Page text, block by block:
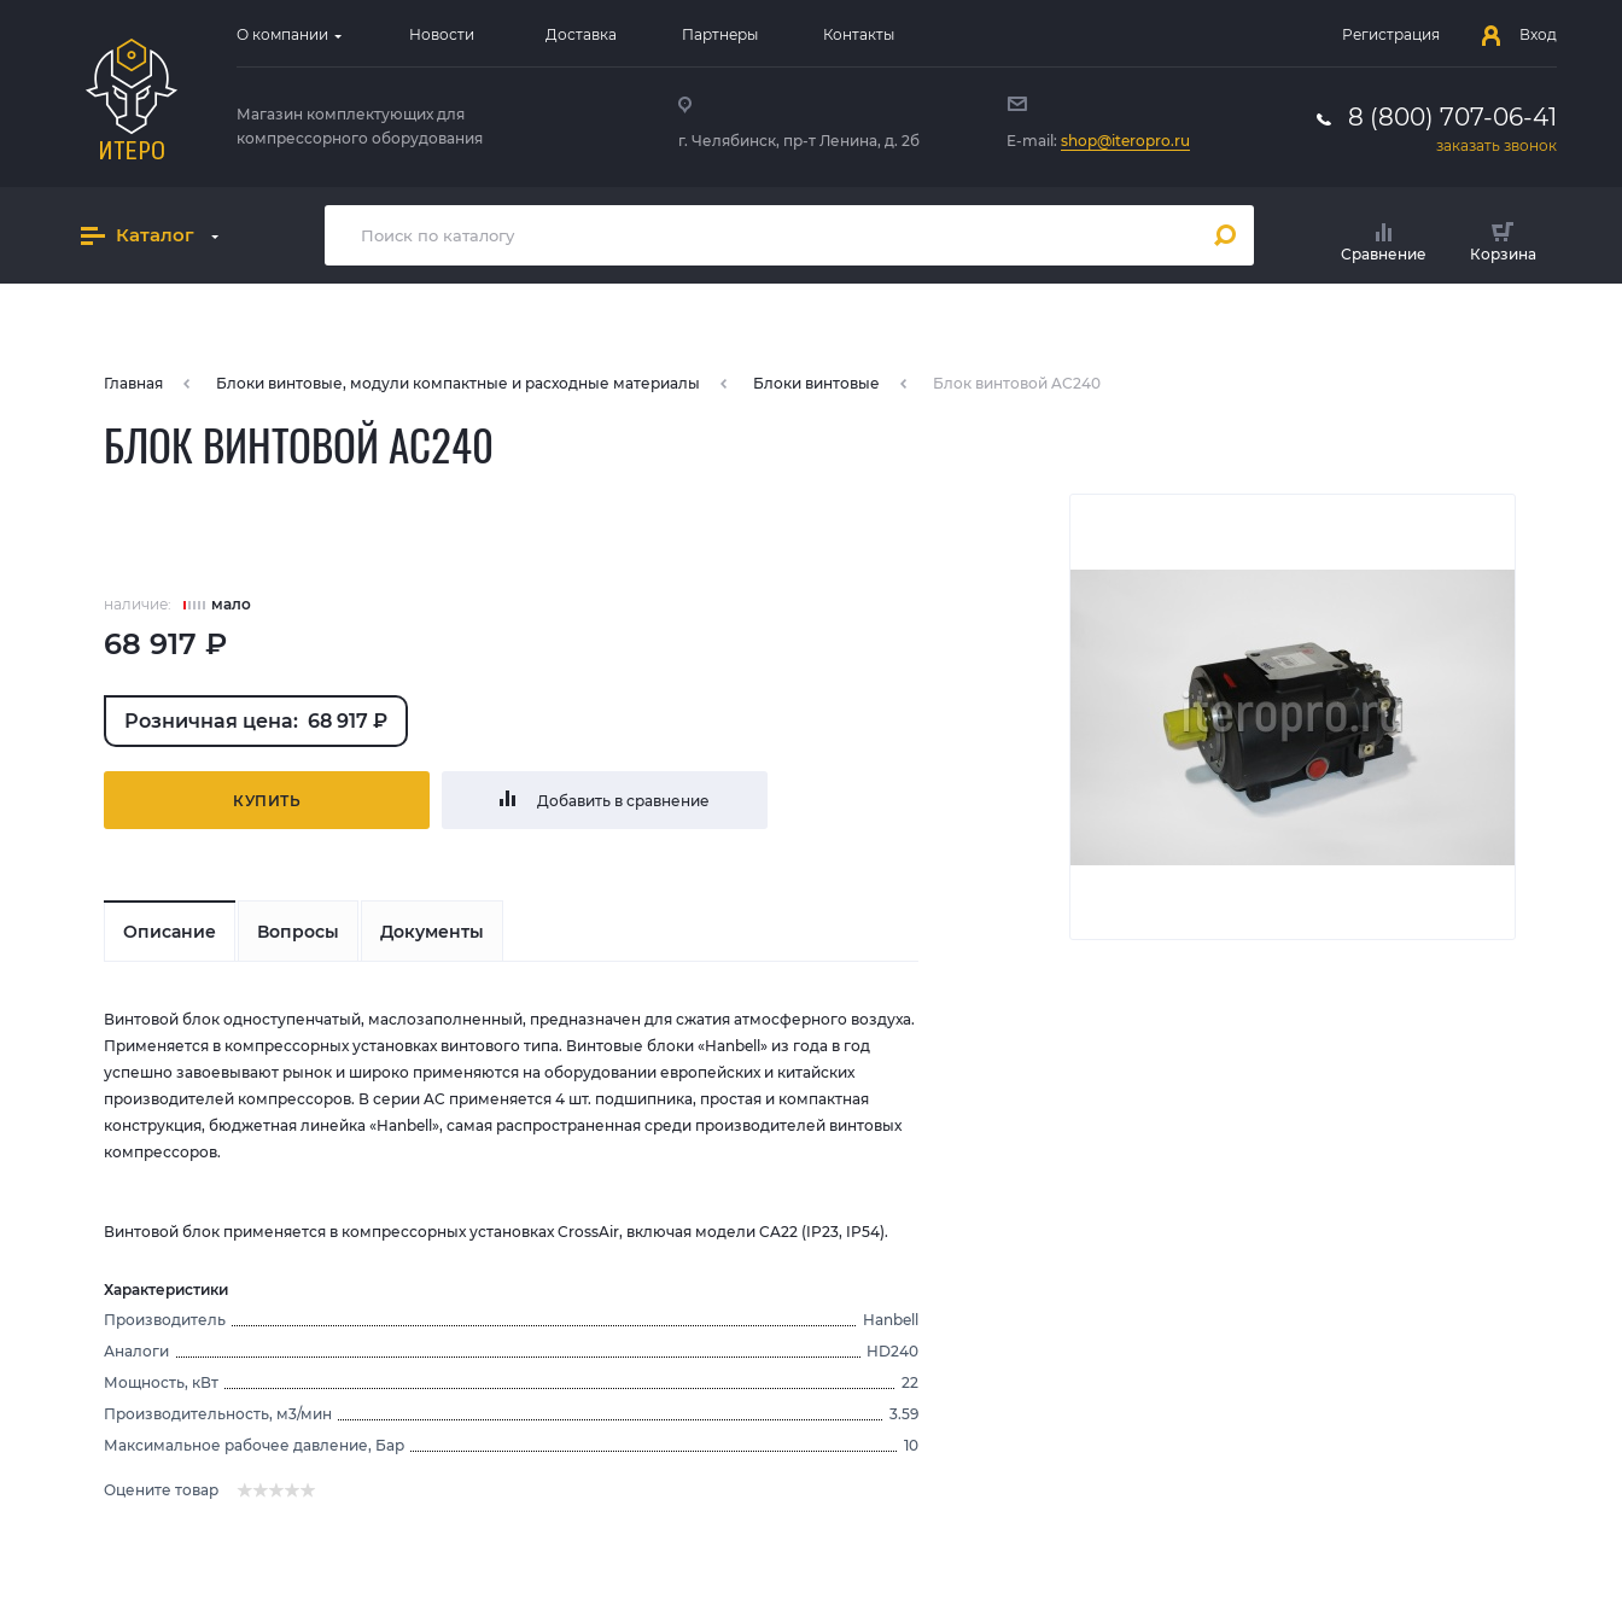
О компании Новости Доставка Партнеры Контакты Регистрация Вход
Магазин комплектующих для
компрессорного оборудования
г. Челябинск, пр-т Ленина, д. 2б E-mail:shop@iteropro.ru
8 (800) 707-06-41
заказать звонок
Каталог
Сравнение Корзина
Главная Блоки винтовые, модули компактные и расходные материалы Блоки винтовые Блок винтовой AC240
БЛОК ВИНТОВОЙ AC240
наличие: мало
68 917 ₽
Розничная цена: 68 917 ₽
КУПИТЬ Добавить в сравнение
Описание Вопросы Документы
Винтовой блок одноступенчатый, маслозаполненный, предназначен для сжатия атмосферного воздуха.
Применяется в компрессорных установках винтового типа. Винтовые блоки «Hanbell» из года в год
успешно завоевывают рынок и широко применяются на оборудовании европейских и китайских
производителей компрессоров. В серии AC применяется 4 шт. подшипника, простая и компактная
конструкция, бюджетная линейка «Hanbell», самая распространенная среди производителей винтовых
компрессоров.
Винтовой блок применяется в компрессорных установках CrossAir, включая модели CA22 (IP23, IP54).
Характеристики
Производитель
Hanbell
Аналоги
HD240
Мощность, кВт
22
Производительность, м3/мин
3.59
Максимальное рабочее давление, Бар
10
Оцените товар